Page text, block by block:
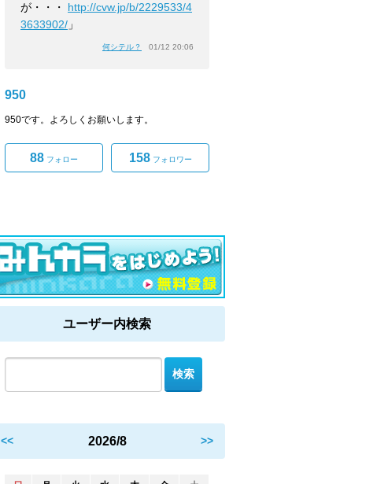
が・・・ http://cvw.jp/b/2229533/4
3633902/ 」
何シテル？ 01/12 20:06
950
950です。よろしくお願いします。
88 フォロー 158フォロワー
ユーザー内検索
<< 2026/8 >>